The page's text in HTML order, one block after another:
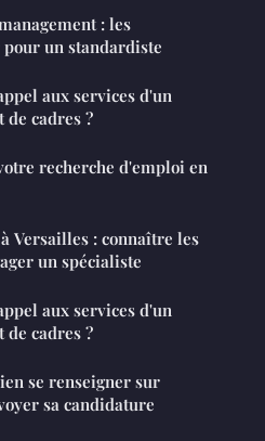
: les
un standardiste
aux services d'un
cadres ?
recherche d'emploi en
Versailles : connaître les
un spécialiste
aux services d'un
cadres ?
se renseigner sur
sa candidature